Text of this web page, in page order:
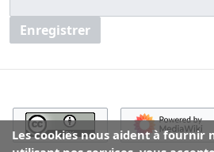
Enregistrer
Les cookies nous aident à fournir